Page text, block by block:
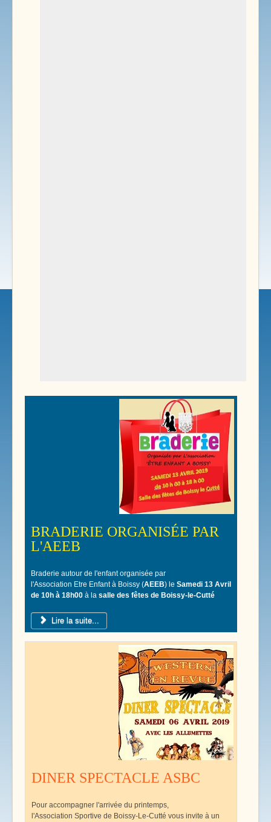
BRADERIE ORGANISÉE PAR
L'AEEB
Braderie autour de l'enfant organisée par
l'Association Etre Enfant à Boissy (AEEB) le Samedi 13 Avril
de 10h à 18h00 à la salle des fêtes de Boissy-le-Cutté
Lire la suite...
DINER SPECTACLE ASBC
Pour accompagner l'arrivée du printemps,
l'Association Sportive de Boissy-Le-Cutté vous invite à un